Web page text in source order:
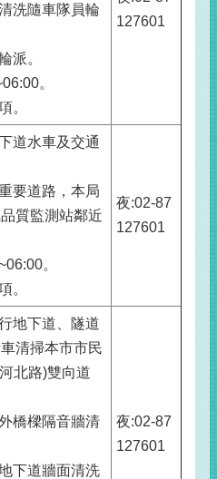
洗隨車隊員輪
派。
。
。
127601
道水車及交通
要道路，本局
質監測站鄰近
。
。
夜:02-87
127601
地下道、隧道
清掃本市市民
北路)雙向道
橋樑隔音牆清
下道牆面清洗
夜:02-87
127601